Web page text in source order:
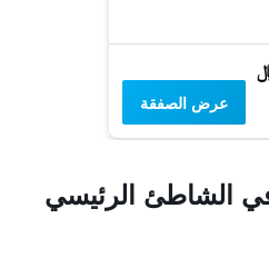
عرض الصفقة
الشاطئ الرئيسي